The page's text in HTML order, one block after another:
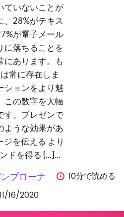
ていないことが
、28%がテキス
が電子メール
に落ちることを
にあります。も
常に存在しま
ションをより魅
この数字を大幅
す。プレゼンで
ような効果があ
を伝える より
ドを得る [...]...
プローナ
10分で読める
11/16/2020